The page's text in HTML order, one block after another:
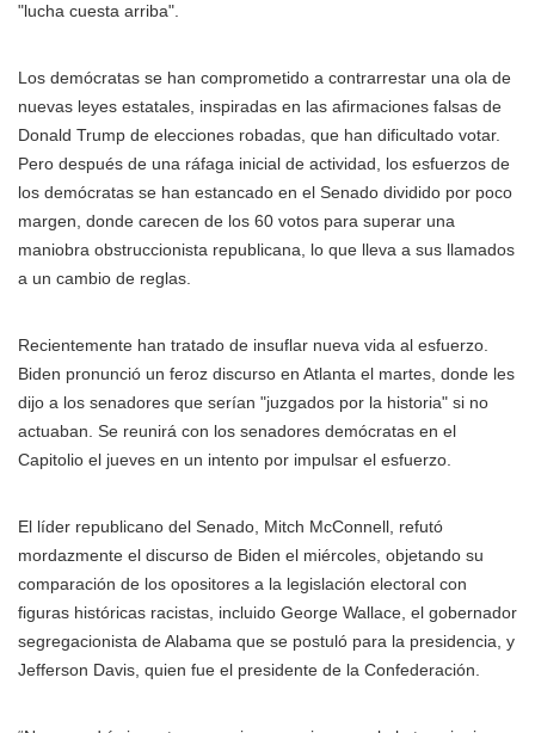
"lucha cuesta arriba".
Los demócratas se han comprometido a contrarrestar una ola de
nuevas leyes estatales, inspiradas en las afirmaciones falsas de
Donald Trump de elecciones robadas, que han dificultado votar.
Pero después de una ráfaga inicial de actividad, los esfuerzos de
los demócratas se han estancado en el Senado dividido por poco
margen, donde carecen de los 60 votos para superar una
maniobra obstruccionista republicana, lo que lleva a sus llamados
a un cambio de reglas.
Recientemente han tratado de insuflar nueva vida al esfuerzo.
Biden pronunció un feroz discurso en Atlanta el martes, donde les
dijo a los senadores que serían "juzgados por la historia" si no
actuaban. Se reunirá con los senadores demócratas en el
Capitolio el jueves en un intento por impulsar el esfuerzo.
El líder republicano del Senado, Mitch McConnell, refutó
mordazmente el discurso de Biden el miércoles, objetando su
comparación de los opositores a la legislación electoral con
figuras históricas racistas, incluido George Wallace, el gobernador
segregacionista de Alabama que se postuló para la presidencia, y
Jefferson Davis, quien fue el presidente de la Confederación.